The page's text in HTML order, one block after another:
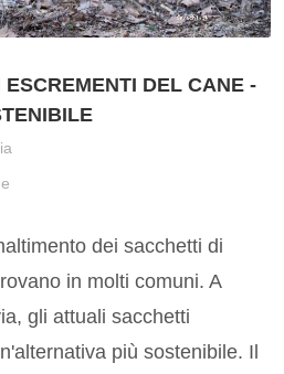
DEL CANE -
dei sacchetti di
in molti comuni. A
gli attuali sacchetti
più sostenibile. Il